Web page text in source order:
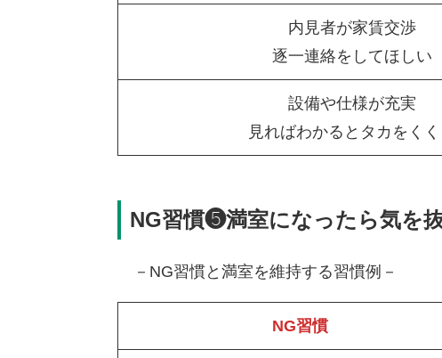
内見者が家賃交渉
逐一連絡をしてほしい
設備や仕様が充実
見ればわかるとタカをくく
NG習慣❺満室になったら気を
－NG習慣と満室を維持する習慣例－
NG習慣